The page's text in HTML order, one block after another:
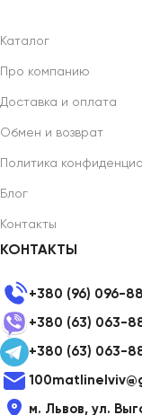
Каталог
Про компанию
Доставка и оплата
Обмен и возврат
Политика
Блог
Контакты
КОНТАКТЫ
+380 (96) 096-
+380 (63) 063-
+380 (63) 063-
м. Львов, ул.